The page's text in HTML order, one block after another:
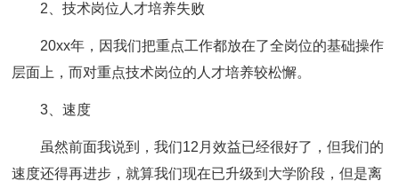
2、技术岗位人才培养失败
20xx年，因我们把重点工作都放在了全岗位的基础操作
层面上，而对重点技术岗位的人才培养较松懈。
3、速度
虽然前面我说到，我们12月效益已经很好了，但我们的
速度还得再进步，就算我们现在已升级到大学阶段，但是离